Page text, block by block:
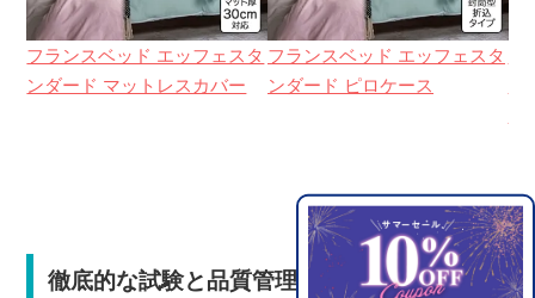
フランスベッド エッフェスタ
ンダード マットレスカバー
フランスベッド エッフェスタ
ンダード ピロケース
徹底的な試験と品質管理で安心の選択